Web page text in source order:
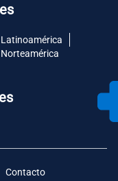
Latinoamérica
Contacto